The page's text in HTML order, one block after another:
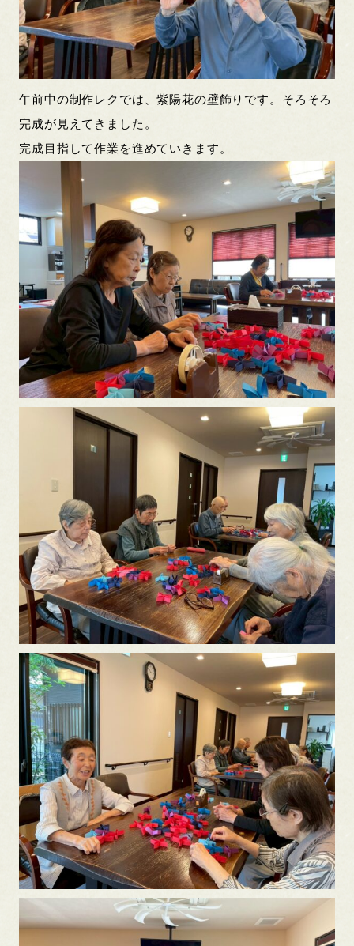
午前中の制作レクでは、紫陽花の壁飾りです。そろそろ
完成が見えてきました。
完成目指して作業を進めていきます。